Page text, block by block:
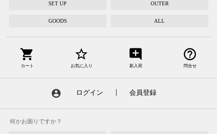
SET UP OUTER
GOODS ALL
shopping_cart
カート
star_border
お気に入り
add_comment
新入荷
help_outline
問合せ
account_circle ログイン 会員登録
何かお困りですか？